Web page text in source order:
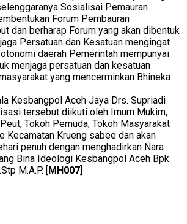
Sosialisai Pemauran
Forum Pembauran
dan berharap Forum yang akan dibentuk
Persatuan dan Kesatuan mengingat
daerah Pemerintah mempunyai
menjaga persatuan dan kesatuan
yang mencerminkan Bhineka
Kesbangpol Aceh Jaya Drs. Supriadi
tersebut diikuti oleh Imum Mukim,
Tokoh Pemuda, Tokoh Masyarakat
Kecamatan Krueng sabee dan akan
penuh dengan menghadirkan Nara
Bina Ideologi Kesbangpol Aceh Bpk
M.A.P. [MH007]